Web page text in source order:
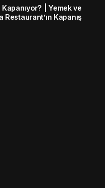
| Yemek ve
Kapanış